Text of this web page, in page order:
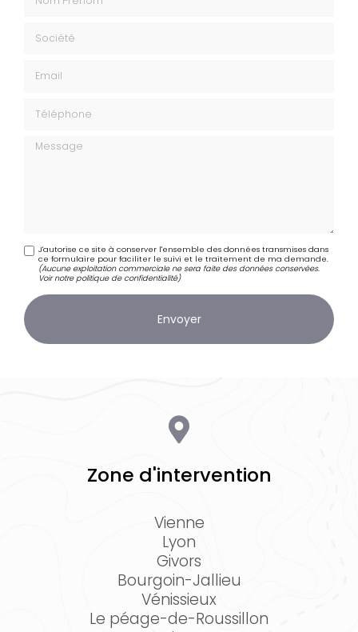
Message
J'autorise ce site à conserver l'ensemble des données transmises dans
ce formulaire pour faciliter le suivi et le traitement de ma demande.
(Aucune exploitation commerciale ne sera faite des données conservées.
Voir notrepolitique de confidentialité)
Zone d'intervention
Vienne
Lyon
Givors
Bourgoin-Jallieu
Vénissieux
Le péage-de-Roussillon